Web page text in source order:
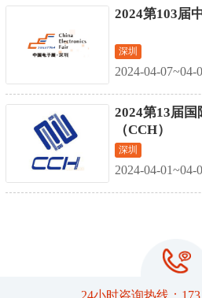
2024第103届
深圳
2024-04-07~04-
2024第13届
（CCH）
深圳
2024-04-01~04-